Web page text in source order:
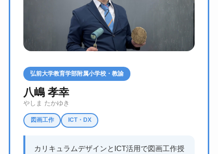
弘前大学教育学部附属小学校・教諭
八嶋 孝幸
やしま たかゆき
図画工作 ICT・DX
カリキュラムデザインとICT活用で図画工作授